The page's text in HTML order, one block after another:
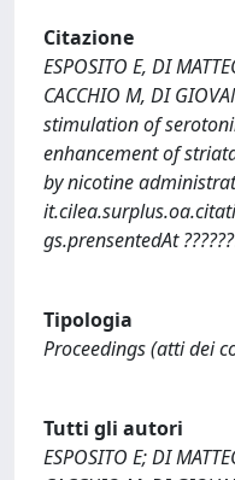
Citazione
ESPOSITO E, DI
CACCHIO M, DI
stimulation of
enhancement of
by nicotine
gs.prensentedAt
Tipologia
Proceedings (atti dei
Tutti gli autori
ESPOSITO E; DI